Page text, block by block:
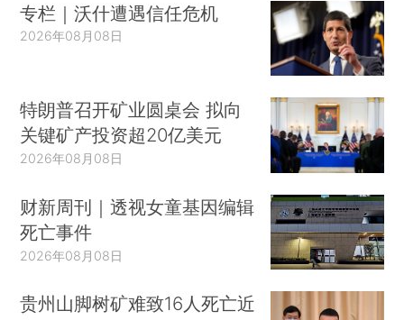
专栏｜沃什遭遇信任危机
2026年08月08日
特朗普召开矿业圆桌会 拟向
关键矿产投资超20亿美元
2026年08月08日
财新周刊｜透视女童基因编辑
死亡事件
2026年08月08日
贵州山脚树矿难致16人死亡近